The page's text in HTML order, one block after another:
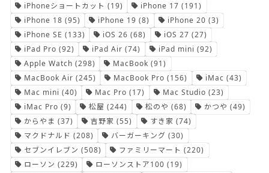
iPhoneショートカット (19) iPhone 17 (191)
iPhone 18 (95) iPhone 19 (8) iPhone 20 (3)
iPhone SE (133) iOS 26 (68) iOS 27 (27)
iPad Pro (92) iPad Air (74) iPad mini (92)
Apple Watch (298) MacBook (91)
MacBook Air (245) MacBook Pro (156) iMac (43)
Mac mini (40) Mac Pro (17) Mac Studio (23)
iMac Pro (9) 松屋 (244) 松のや (68) かつや (49)
からやま (37) 吉野家 (55) すき家 (74)
マクドナルド (208) バーガーキング (30)
セブンイレブン (508) ファミリーマート (220)
ローソン (229) ローソンストア100 (19)